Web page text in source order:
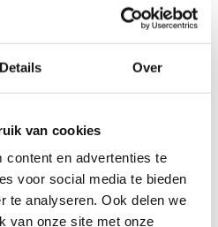
Details Over
van cookies
content en advertenties te
voor social media te bieden
te analyseren. Ook delen we
van onze site met onze
stad een sportdienst of
al je vragen over sporten en
voor elke doelgroep.
niveaus, zodat iedereen op